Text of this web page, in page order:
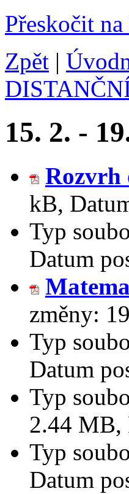
Přeskočit
Zpět |
15. 2. -
Rozvrh
kB,
Typ
Datum
změny:
Typ
Datum
Typ
2.44 MB,
Typ
Datum